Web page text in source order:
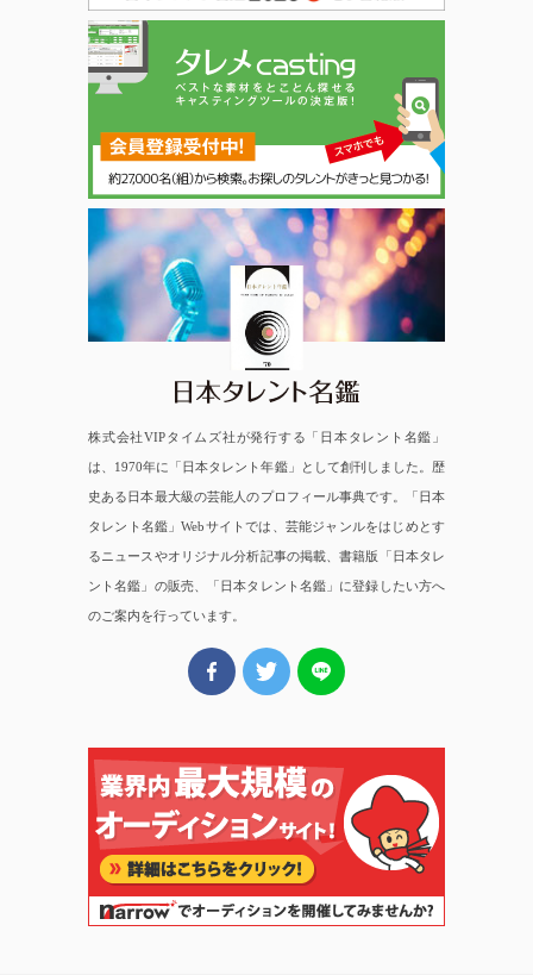
日本タレント名鑑
株式会社VIPタイムズ社が発行する「日本タレント名鑑」
は、1970年に「日本タレント年鑑」として創刊しました。歴
史ある日本最大級の芸能人のプロフィール事典です。「日本
タレント名鑑」Webサイトでは、芸能ジャンルをはじめとす
るニュースやオリジナル分析記事の掲載、書籍版「日本タレ
ント名鑑」の販売、「日本タレント名鑑」に登録したい方へ
のご案内を行っています。